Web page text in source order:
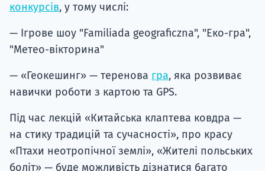
конкурсів, у тому числі:
— Ігрове шоу "Familiada geograficzna", "Еко-гра",
"Метео-вікторина"
— «Геокешинг» — теренова гра, яка розвиває
навички роботи з картою та GPS.
Під час лекцій «Китайська клаптева ковдра —
на стику традицій та сучасності», про красу
«Птахи неотропічної землі», «Жителі польських
боліт» — буде можливість дізнатися багато